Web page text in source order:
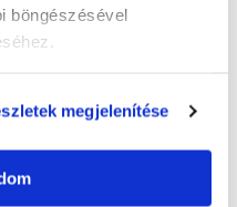
böngészésével
megjelenítése
kérheti azok módosítását,
tájékoztatást kérhet